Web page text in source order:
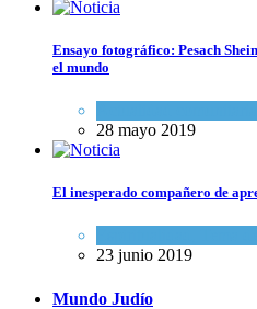
Ensayo fotográfico: Pesach
el mundo
28 mayo 2019
El inesperado compañero de
23 junio 2019
Mundo Judío